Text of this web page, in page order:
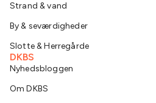
Strand & vand
By & seværdigheder
Slotte & Herregårde
DKBS
Nyhedsbloggen
Om DKBS